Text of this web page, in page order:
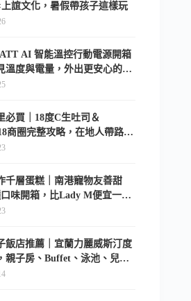
誼文化，暑假帶孩子這樣玩
AI 智能溫控行動電源開箱
溫度與電量，外出更安心的
行動電源
必買｜18度C生吐司＆
商圈完整攻略，在地人帶路這
千層蛋糕｜南港寵物友善甜
味開箱，比Lady M便宜一半
藏版
飯店推薦｜宜蘭力麗威斯汀度
親子房、Buffet、泳池、兒童
適合放電